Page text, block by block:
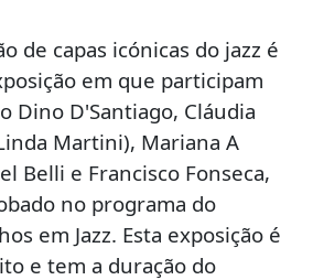
de capas icónicas do jazz é
em que participam
Dino D'Santiago, Cláudia
Martini), Mariana A
Belli e Francisco Fonseca,
no programa do
em Jazz. Esta exposição é
e tem a duração do